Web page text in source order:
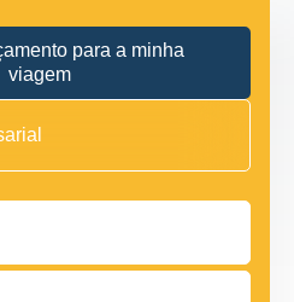
para a minha
viagem